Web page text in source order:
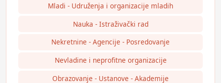
Mladi - Udruženja i organizacije mladih
Nauka - Istraživački rad
Nekretnine - Agencije - Posredovanje
Nevladine i neprofitne organizacije
Obrazovanje - Ustanove - Akademije